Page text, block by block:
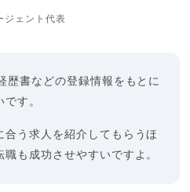
ジェント代表
歴書などの登録情報をもとに
す。
う求人を紹介してもらうほ
も成功させやすいですよ。